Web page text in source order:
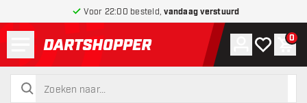
Voor 22:00 besteld,vandaag verstuurd
terug naar home pagina
zoeken
zoeken
Account
Mijn 0